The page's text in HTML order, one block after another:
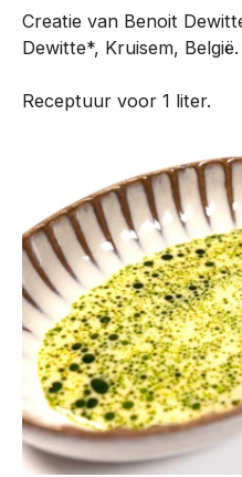
o
n
w
d
m
e
t
o
z
e
p
Creatie van Benoit
Dewitte*, Kruisem, België.
Receptuur voor 1 liter.